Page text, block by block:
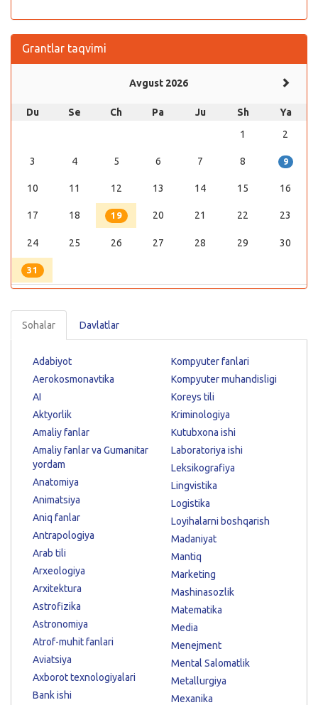
Grantlar taqvimi
Avgust 2026
Du Se Ch Pa Ju Sh
Ya
1
2
3 4 5 6 7 8 9
10 11 12 13 14 15 16
17 18 19 20 21 22 23
24 25 26 27 28 29 30
31
Sohalar Davlatlar
Adabiyot
Aerokosmonavtika
AI
Aktyorlik
Amaliy fanlar
Amaliy fanlar va Gumanitar
yordam
Anatomiya
Animatsiya
Aniq fanlar
Antrapologiya
Arab tili
Arxeologiya
Arxitektura
Astrofizika
Astronomiya
Atrof-muhit fanlari
Aviatsiya
Axborot texnologiyalari
Bank ishi
Kompyuter fanlari
Kompyuter muhandisligi
Koreys tili
Kriminologiya
Kutubxona ishi
Laboratoriya ishi
Leksikografiya
Lingvistika
Logistika
Loyihalarni boshqarish
Madaniyat
Mantiq
Marketing
Mashinasozlik
Matematika
Media
Menejment
Mental Salomatlik
Metallurgiya
Mexanika